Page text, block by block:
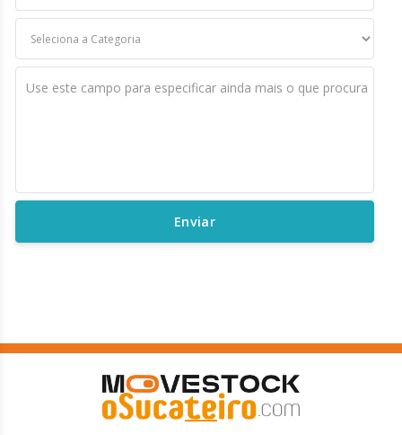
Use este campo para especificar ainda mais o que procura
Enviar